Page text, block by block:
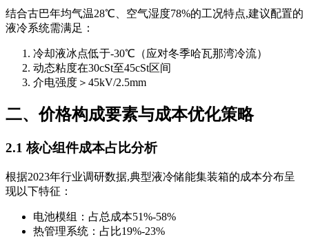
结合古巴年均气温28℃、空气湿度78%的工况特点,建议配置的
液冷系统需满足：
冷却液冰点低于-30℃（应对冬季哈瓦那湾冷流）
动态粘度在30cSt至45cSt区间
介电强度＞45kV/2.5mm
二、价格构成要素与成本优化策略
2.1 核心组件成本占比分析
根据2023年行业调研数据,典型液冷储能集装箱的成本分布呈
现以下特征：
电池模组：占总成本51%-58%
热管理系统：占比19%-23%